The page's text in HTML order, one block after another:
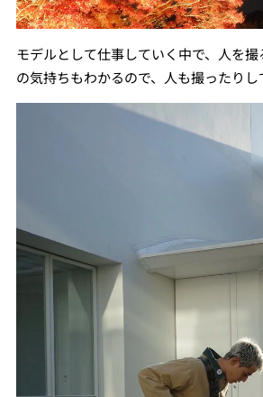
モデルとして仕事していく中で、人を
の気持ちもわかるので、人も撮ったりし